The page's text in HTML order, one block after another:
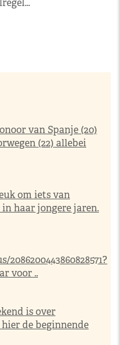
van Spanje (20)
(22) allebei
om iets van
haar jongere jaren.
voor ..
is over
de beginnende